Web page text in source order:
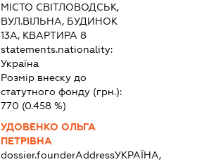
МІСТО СВІТЛОВОДСЬК,
ВУЛ.ВІЛЬНА, БУДИНОК
13А, КВАРТИРА 8
statements.nationality:
Україна
Розмір внеску до
статутного фонду (грн.):
770 (0.458 %)
УДОВЕНКО ОЛЬГА
ПЕТРІВНА
dossier.founderAddressУКРАЇНА,